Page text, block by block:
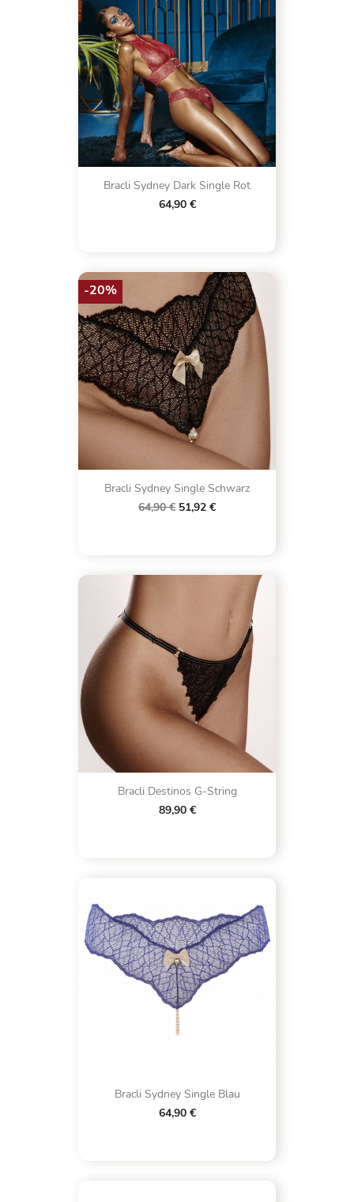
Bracli Sydney Dark Single Rot
64,90 €
Bracli Sydney Single Schwarz
64,90 € 51,92 €
-20%
Bracli Destinos G-String
89,90 €
Bracli Sydney Single Blau
64,90 €